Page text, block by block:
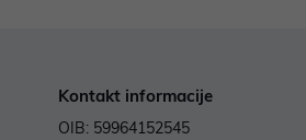
Kontakt informacije
OIB: 59964152545